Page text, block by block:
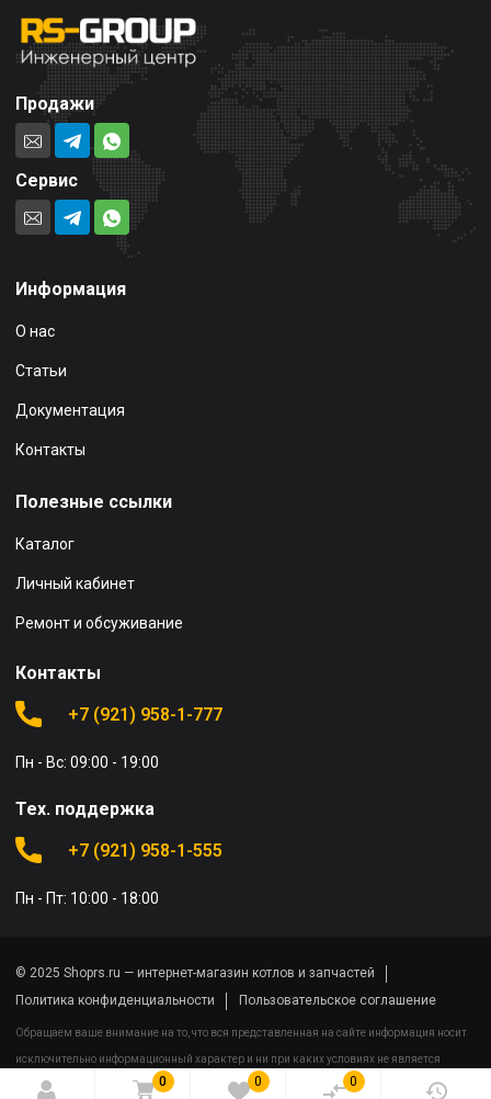
0 0 0
Продажи
Сервис
Информация
О нас
Статьи
Документация
Контакты
Полезные ссылки
Каталог
Личный кабинет
Ремонт и обсуживание
Контакты
+7 (921) 958-1-777
Пн - Вс: 09:00 - 19:00
Тех. поддержка
+7 (921) 958-1-555
Пн - Пт: 10:00 - 18:00
© 2025 Shoprs.ru — интернет-магазин котлов и запчастей
Политика конфиденциальности
Пользовательское соглашение
Обращаем ваше внимание на то, что вся представленная на сайте информация носит
исключительно информационный характер и ни при каких условиях не является
публичной офертой определяемой положениями Статьи 437(2) Гражданского кодекса